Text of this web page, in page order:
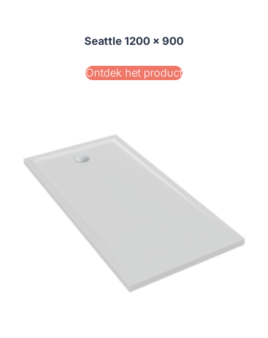
Seattle 1200 x 900
Ontdek het product